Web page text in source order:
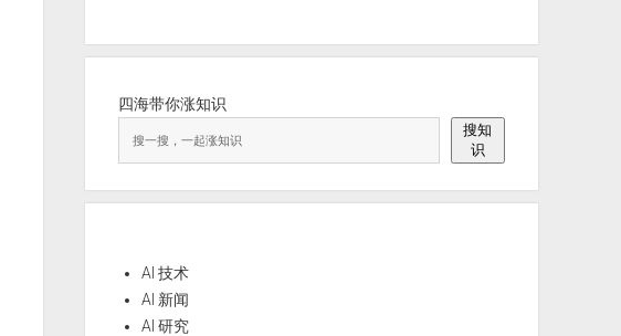
四海带你涨知识
搜知
识
AI 技术
AI 新闻
AI 研究